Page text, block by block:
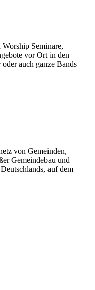
Seminare,
vor Ort in den
auch ganze Bands
von Gemeinden,
Gemeindebau und
auf dem